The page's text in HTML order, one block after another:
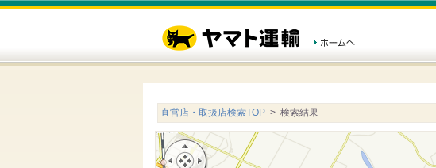
直営店・取扱店検索TOP > 検索結果